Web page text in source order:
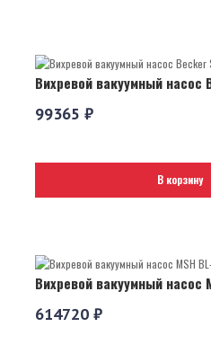
Вихревой вакуумный насос
99365 ₽
В корзину
Вихревой вакуумный насос
614720 ₽